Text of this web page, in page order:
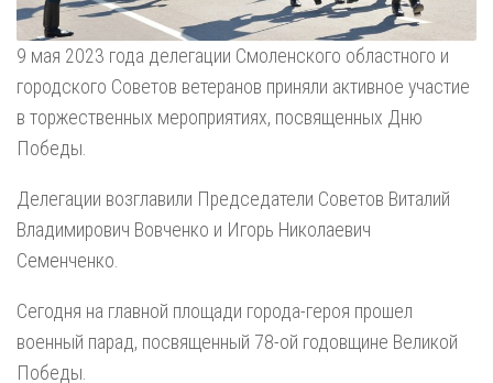
9 мая 2023 года делегации Смоленского областного и
городского Советов ветеранов приняли активное участие
в торжественных мероприятиях, посвященных Дню
Победы.
Делегации возглавили Председатели Советов Виталий
Владимирович Вовченко и Игорь Николаевич
Семенченко.
Сегодня на главной площади города-героя прошел
военный парад, посвященный 78-ой годовщине Великой
Победы.